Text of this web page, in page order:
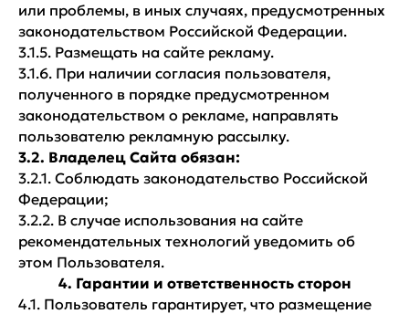
или проблемы, в иных случаях, предусмотренных
законодательством Российской Федерации.
3.1.5. Размещать на сайте рекламу.
3.1.6. При наличии согласия пользователя,
полученного в порядке предусмотренном
законодательством о рекламе, направлять
пользователю рекламную рассылку.
3.2. Владелец Сайта обязан:
3.2.1. Соблюдать законодательство Российской
Федерации;
3.2.2. В случае использования на сайте
рекомендательных технологий уведомить об
этом Пользователя.
4. Гарантии и ответственность сторон
4.1. Пользователь гарантирует, что размещение